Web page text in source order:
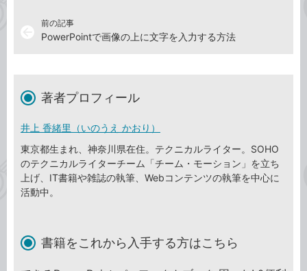
前の記事
PowerPointで画像の上に文字を入力する方法
著者プロフィール
井上 香緒里（いのうえ かおり）
東京都生まれ、神奈川県在住。テクニカルライター。SOHO
のテクニカルライターチーム「チーム・モーション」を立ち
上げ、IT書籍や雑誌の執筆、Webコンテンツの執筆を中心に
活動中。
書籍をこれから入手する方はこちら